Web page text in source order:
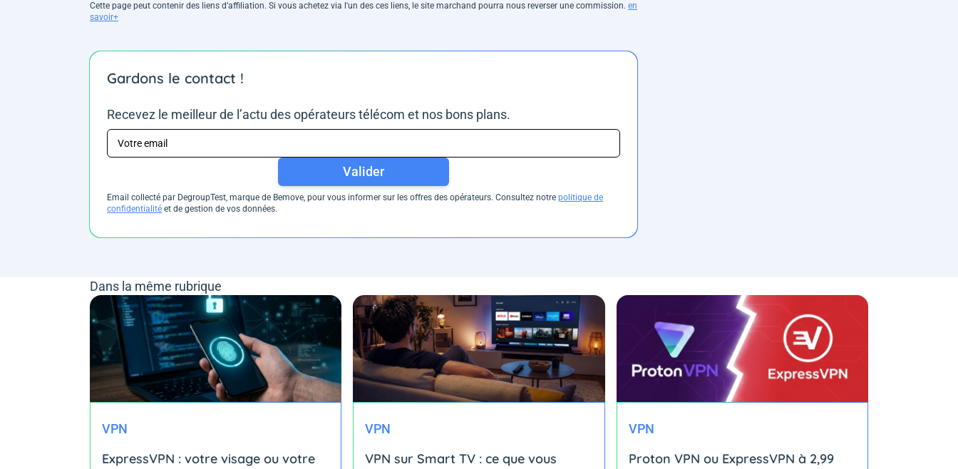
Cette page peut contenir des liens d’affiliation. Si vous achetez via l'un des ces liens, le site marchand pourra nous reverser une commission. en
savoir+
Gardons le contact !
Recevez le meilleur de l’actu des opérateurs télécom et nos bons plans.
Valider
Email collecté par DegroupTest, marque de Bemove, pour vous informer sur les offres des opérateurs. Consultez notre politique de
confidentialité et de gestion de vos données.
Dans la même rubrique
VPN
ExpressVPN : votre visage ou votre
VPN
VPN sur Smart TV : ce que vous
VPN
Proton VPN ou ExpressVPN à 2,99